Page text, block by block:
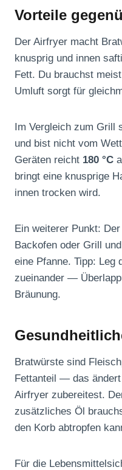
Vorteile
Der Airfryer macht
knusprig und innen
Fett. Du brauchst
Umluft sorgt für
Im Vergleich zum Grill
und bist nicht vom
Geräten reicht 180 °C
bringt eine knusprige
innen trocken wird.
Ein weiterer Punkt:
Backofen oder Grill
eine Pfanne. Tipp: Leg
zueinander —
Bräunung.
Bratwürste sind
Fettanteil — das
Airfryer zubereitest.
zusätzliches Öl
den Korb abtropfen
Für die